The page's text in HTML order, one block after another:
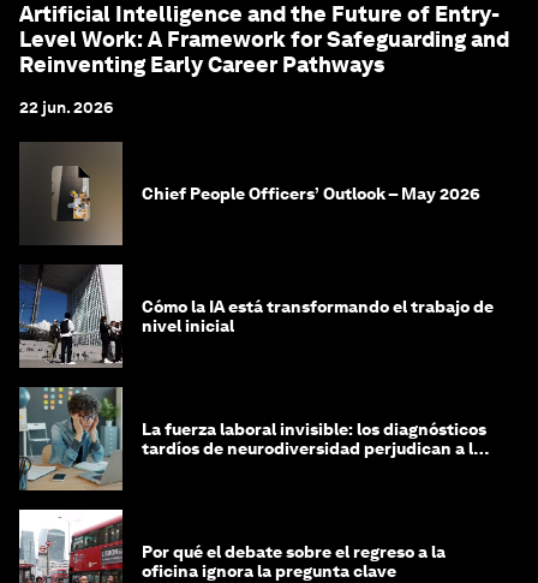
Artificial Intelligence and the Future of Entry-
Level Work: A Framework for Safeguarding and
Reinventing Early Career Pathways
22 jun. 2026
Chief People Officers’ Outlook – May 2026
Cómo la IA está transformando el trabajo de
nivel inicial
La fuerza laboral invisible: los diagnósticos
tardíos de neurodiversidad perjudican a las
Por qué el debate sobre el regreso a la
oficina ignora la pregunta clave